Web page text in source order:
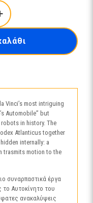
Vinci’s most intriguing
Automobile” but
in history. The
Atlanticus together
internally: a
trasmits motion to the
συναρπαστικά έργα
Αυτοκίνητο του
ανακαλύψεις